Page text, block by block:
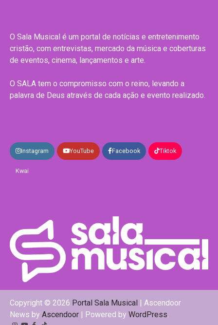
O Sala Musical é um portal de notícias e entretenimento
cristão, com entrevistas, mercado da música e coberturas
de eventos, cinema, lançamentos e arte.
O SALA tem o compromisso com o reino, levando a
palavra de Deus através de cada ação e evento realizado.
Instagram YouTube Facebook Tiktok
Kwai
Copyright © 2026 Portal Sala Musical | Ascendoor
News by Ascendoor | Powered by WordPress.